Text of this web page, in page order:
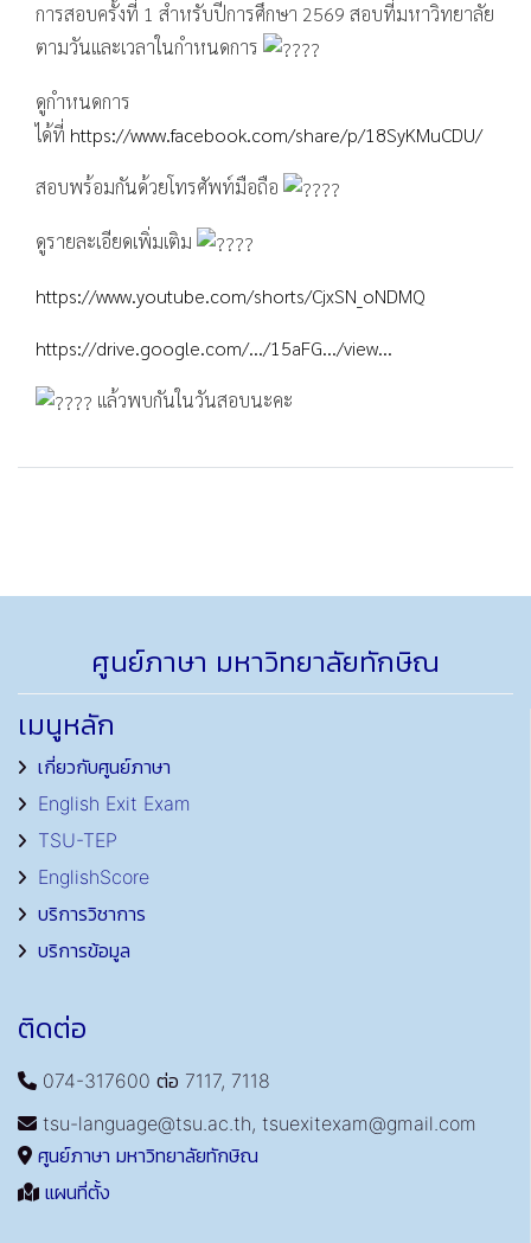
การสอบครั้งที่ 1 สำหรับปีการศึกษา 2569 สอบที่มหาวิทยาลัย
ตามวันและเวลาในกำหนดการ
ดูกำหนดการ
ได้ที่ https://www.facebook.com/share/p/18SyKMuCDU/
สอบพร้อมกันด้วยโทรศัพท์มือถือ
ดูรายละเอียดเพิ่มเติม
https://www.youtube.com/shorts/CjxSN_oNDMQ
https://drive.google.com/.../15aFG.../view...
แล้วพบกันในวันสอบนะคะ
ศูนย์ภาษา มหาวิทยาลัยทักษิณ
เมนูหลัก
เกี่ยวกับศูนย์ภาษา
English Exit Exam
TSU-TEP
EnglishScore
บริการวิชาการ
บริการข้อมูล
ติดต่อ
074-317600 ต่อ 7117, 7118
tsu-language@tsu.ac.th, tsuexitexam@gmail.com
ศูนย์ภาษา มหาวิทยาลัยทักษิณ
แผนที่ตั้ง